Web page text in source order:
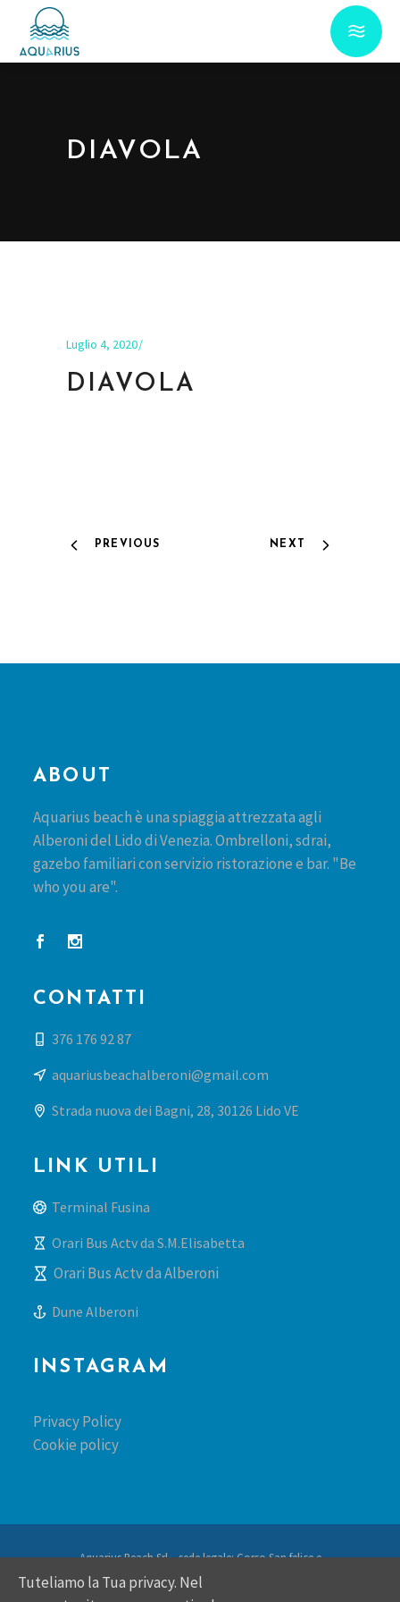
DIAVOLA
Luglio 4, 2020
DIAVOLA
PREVIOUS NEXT
ABOUT
Aquarius beach è una spiaggia attrezzata agli
Alberoni del Lido di Venezia. Ombrelloni, sdrai,
gazebo familiari con servizio ristorazione e bar. "Be
who you are".
CONTATTI
376 176 92 87
aquariusbeachalberoni@gmail.com
Strada nuova dei Bagni, 28, 30126 Lido VE
LINK UTILI
Terminal Fusina
Orari Bus Actv da S.M.Elisabetta
Orari Bus Actv da Alberoni
Dune Alberoni
INSTAGRAM
Privacy Policy
Cookie policy
Aquarius Beach Srl – sede legale: Corso San felice e
fortunato 62 – 36100 Vicenza – REA: VI-392981 – PIVA:
04282120247 -pec: aquariusbeachsrl@pec.telemar.it
Tuteliamo la Tua privacy. Nel